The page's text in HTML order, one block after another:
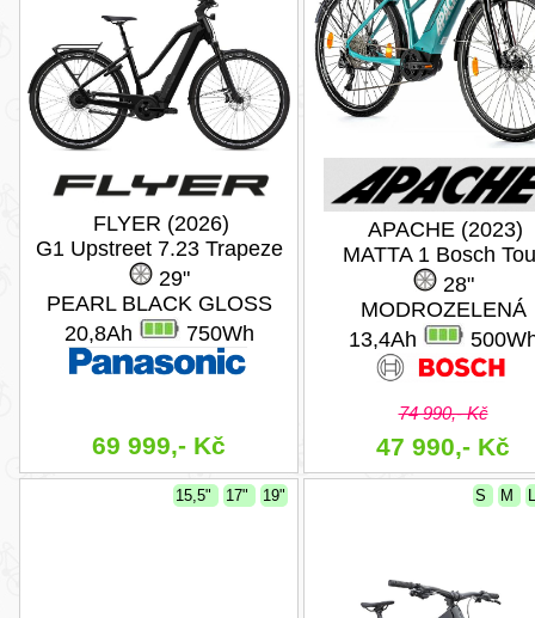
FLYER (2026)
G1 Upstreet 7.23 Trapeze
29"
PEARL BLACK GLOSS
20,8Ah
750Wh
69 999,- Kč
APACHE (2023)
MATTA 1 Bosch
28"
MODROZELENÁ
13,4Ah
74 990,- Kč
47 990,- Kč
15,5" 17" 19" S M